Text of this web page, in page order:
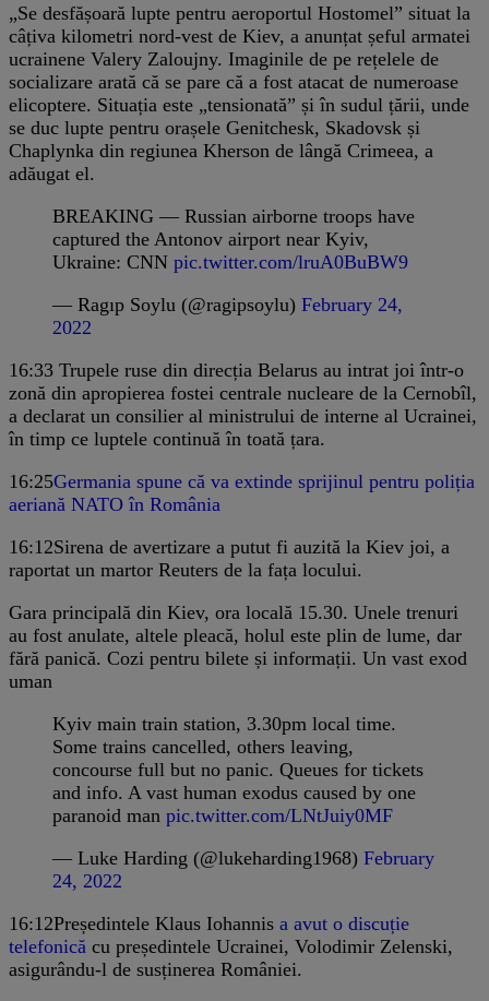
„Se desfășoară lupte pentru aeroportul Hostomel” situat la
câțiva kilometri nord-vest de Kiev, a anunțat șeful armatei
ucrainene Valery Zaloujny. Imaginile de pe rețelele de
socializare arată că se pare că a fost atacat de numeroase
elicoptere. Situația este „tensionată” și în sudul țării, unde
se duc lupte pentru orașele Genitchesk, Skadovsk și
Chaplynka din regiunea Kherson de lângă Crimeea, a
adăugat el.
BREAKING — Russian airborne troops have
captured the Antonov airport near Kyiv,
Ukraine: CNN pic.twitter.com/lruA0BuBW9
— Ragıp Soylu (@ragipsoylu) February 24,
2022
16:33 Trupele ruse din direcția Belarus au intrat joi într-o
zonă din apropierea fostei centrale nucleare de la Cernobîl,
a declarat un consilier al ministrului de interne al Ucrainei,
în timp ce luptele continuă în toată țara.
16:25Germania spune că va extinde sprijinul pentru poliția
aeriană NATO în România
16:12Sirena de avertizare a putut fi auzită la Kiev joi, a
raportat un martor Reuters de la fața locului.
Gara principală din Kiev, ora locală 15.30. Unele trenuri
au fost anulate, altele pleacă, holul este plin de lume, dar
fără panică. Cozi pentru bilete și informații. Un vast exod
uman
Kyiv main train station, 3.30pm local time.
Some trains cancelled, others leaving,
concourse full but no panic. Queues for tickets
and info. A vast human exodus caused by one
paranoid man pic.twitter.com/LNtJuiy0MF
— Luke Harding (@lukeharding1968) February
24, 2022
16:12Președintele Klaus Iohannis a avut o discuție
telefonică cu președintele Ucrainei, Volodimir Zelenski,
asigurându-l de susținerea României.